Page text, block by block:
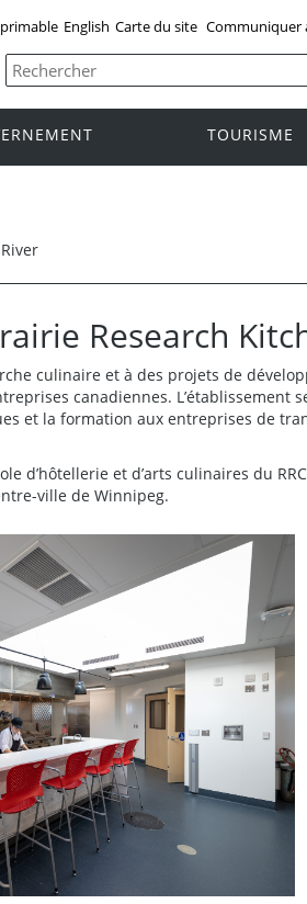
English Carte du site Communiquer
TOURISME
Research
culinaire et à des projets de
canadiennes. L’établissement
et la formation aux entreprises de
d’hôtellerie et d’arts culinaires du
ville de Winnipeg.